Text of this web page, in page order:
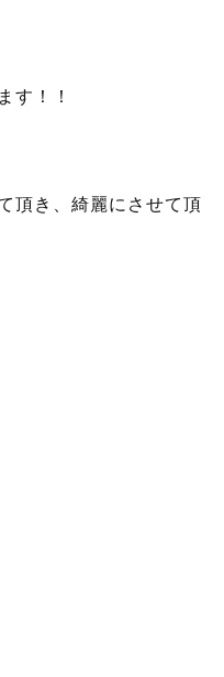
す！！
頂き、綺麗にさせて頂